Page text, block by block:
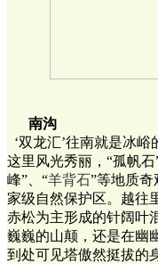
南沟
‘双龙汇’往南就是冰
这里风光秀丽，“孤帆石
峰”、“羊背石”等地质奇
家级自然保护区。越往
赤松为主形成的针阔叶
巍巍的山颠，还是在幽
到处可见塔傲然挺拔的